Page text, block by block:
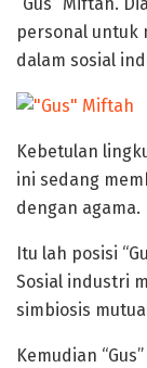
personal untuk
dalam sosial
Kebetulan
ini sedang
dengan agama.
Itu lah posisi
Sosial industri
simbiosis
Kemudian